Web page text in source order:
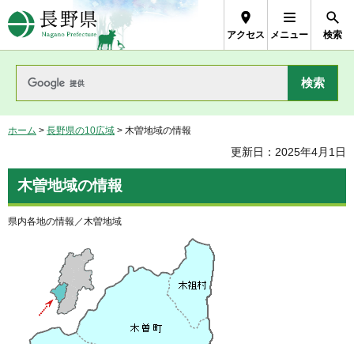
長野県Nagano Prefecture
アクセス メニュー 検索
ホーム > 長野県の10広域 > 木曽地域の情報
更新日：2025年4月1日
木曽地域の情報
県内各地の情報／木曽地域